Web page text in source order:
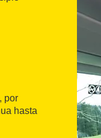
por
hasta